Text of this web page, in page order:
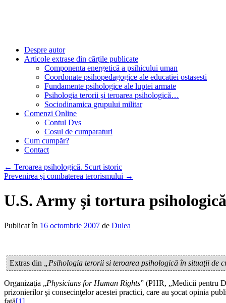
Despre autor
Articole extrase din cărțile publicate
Componenta energetică a psihicului uman
Coordonate psihopedagogice ale educatiei ostasesti
Fundamente psihologice ale luptei armate
Psihologia terorii şi teroarea psihologică…
Sociodinamica grupului militar
Comenzi Online
Contul Dvs
Cosul de cumparaturi
Cum cumpăr?
Contact
← Teroarea psihologică. Scurt istoric
Prevenirea şi combaterea terorismului →
U.S. Army şi tortura psihologică
Publicat în 16 octombrie 2007 de Dulea
Extras din „Psihologia terorii si teroarea psihologică în situaţii de
Organizaţia „Physicians for Human Rights” (PHR, „Medicii pentru
prizonierilor şi consecinţelor acestei practici, care au şocat opinia
faţă[1]